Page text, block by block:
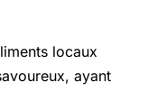
locaux
ayant